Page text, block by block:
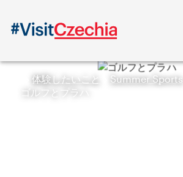
体験したいこと Summer Sports
ゴルフとプラハ